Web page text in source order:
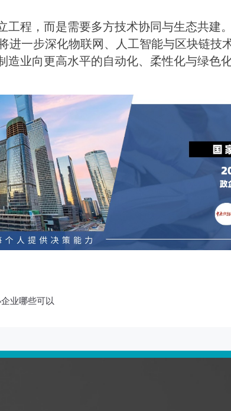
工程，而是需要多方技术协同与生态共建
进一步深化物联网、人工智能与区块链
造业向更高水平的自动化、柔性化与绿色
业哪些可以